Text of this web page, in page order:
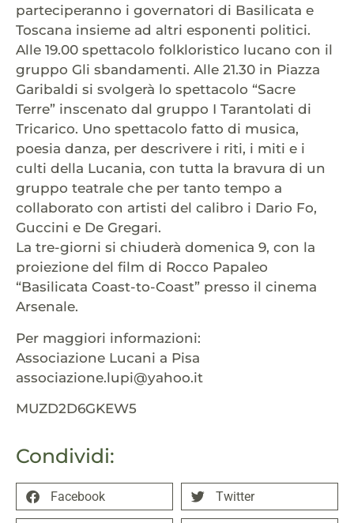
Condividi:
Facebook Twitter
parteciperanno i governatori di Basilicata e
Toscana insieme ad altri esponenti politici.
Alle 19.00 spettacolo folkloristico lucano con il
gruppo Gli sbandamenti. Alle 21.30 in Piazza
Garibaldi si svolgerà lo spettacolo “Sacre
Terre” inscenato dal gruppo I Tarantolati di
Tricarico. Uno spettacolo fatto di musica,
poesia danza, per descrivere i riti, i miti e i
culti della Lucania, con tutta la bravura di un
gruppo teatrale che per tanto tempo a
collaborato con artisti del calibro i Dario Fo,
Guccini e De Gregari.
La tre-giorni si chiuderà domenica 9, con la
proiezione del film di Rocco Papaleo
“Basilicata Coast-to-Coast” presso il cinema
Arsenale.
Per maggiori informazioni:
Associazione Lucani a Pisa
associazione.lupi@yahoo.it
MUZD2D6GKEW5